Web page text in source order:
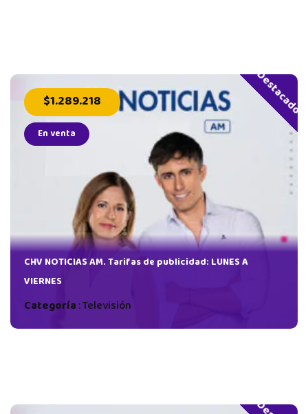
Destacado
$1.289.218
En venta
CHV NOTICIAS AM. Tarifas de publicidad: LUNES A
VIERNES
Categoría:Televisión